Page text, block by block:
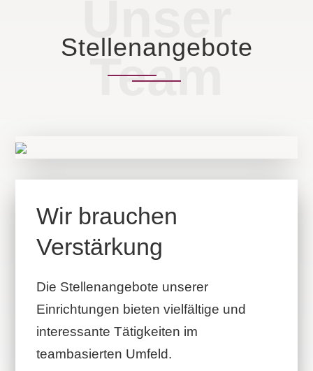
Team
Stellenangebote
Wir brauchen
Verstärkung
Die Stellenangebote unserer
Einrichtungen bieten vielfältige und
interessante Tätigkeiten im
teambasierten Umfeld.